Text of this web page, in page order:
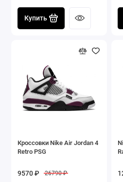
Купить
Кроссовки Nike Air Jordan 4
Retro PSG
9570 ₽ 26790 ₽